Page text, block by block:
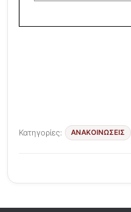
Κατηγορίες: ΑΝΑΚΟΙΝΩΣΕΙΣ